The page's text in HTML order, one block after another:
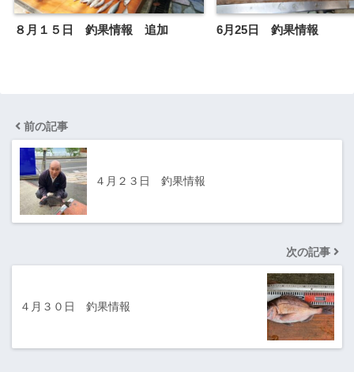
８月１５日 釣果情報 追加 6月25日 釣果情報
前の記事
４月２３日 釣果情報
次の記事
４月３０日 釣果情報